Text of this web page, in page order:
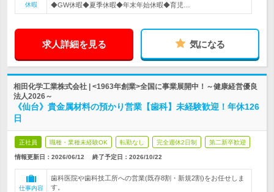
休暇
◆GW休暇◆夏季休暇◆年末年始休暇◆育児…
求人詳細を見る 気になる
相田化学工業株式会社 | <1963年創業>全国に事業展開中！～健康経営優良
法人2026～
《仙台》貴金属材料の預かり営業【歯科】未経験歓迎！年休126
日
正社員 職種・業種未経験OK 転勤なし 完全週休2日制 第二新卒歓迎
情報更新日：2026/06/12 終了予定日： 2026/10/22
仕事内容
歯科医院や歯科技工所への営業(既存8割・新規2割)をお任せしま
す。